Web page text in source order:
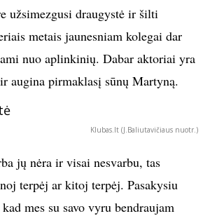
užsimezgusi draugystė ir šilti
metais jaunesniam kolegai dar
nuo aplinkinių. Dabar aktoriai yra
augina pirmaklasį sūnų Martyną.
Klubas.lt (J.Baliutavičiaus nuotr.)
jų nėra ir visai nesvarbu, tas
terpėj ar kitoj terpėj. Pasakysiu
mes su savo vyru bendraujam